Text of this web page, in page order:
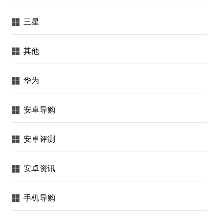
三星
其他
华为
安卓导购
安卓评测
安卓资讯
手机导购